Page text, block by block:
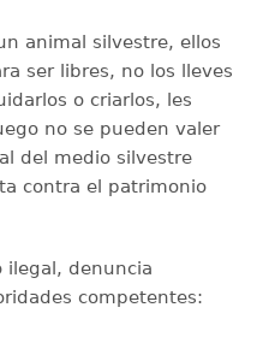
animal silvestre, ellos
ser libres, no los lleves
o criarlos, les
no se pueden valer
del medio silvestre
contra el patrimonio
ilegal, denuncia
competentes: